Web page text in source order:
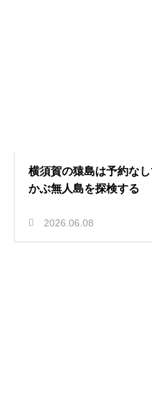
横須賀の猿島は予約な
かぶ無人島を探検する
2026.06.08